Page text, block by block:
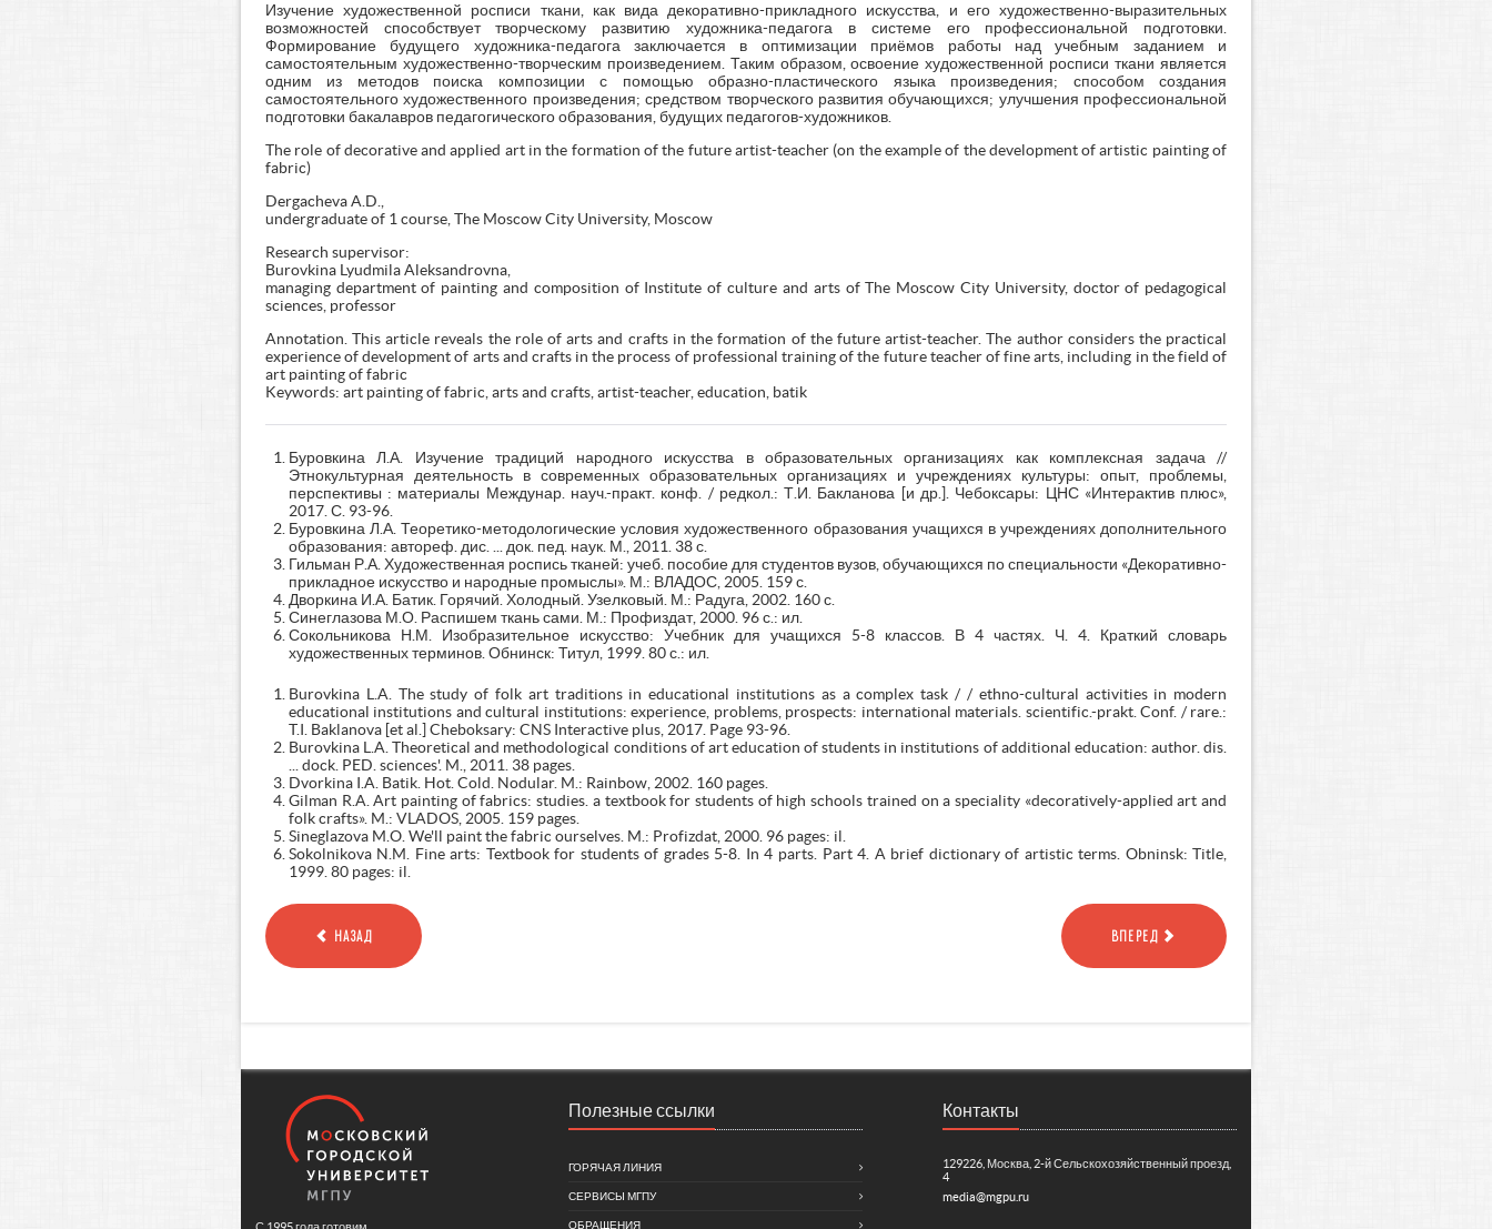
Изучение художественной росписи ткани, как вида декоративно-прикладного искусства, и его художественно-выразительных
возможностей способствует творческому развитию художника-педагога в системе его профессиональной подготовки.
Формирование будущего художника-педагога заключается в оптимизации приёмов работы над учебным заданием и
самостоятельным художественно-творческим произведением. Таким образом, освоение художественной росписи ткани является
одним из методов поиска композиции с помощью образно-пластического языка произведения; способом создания
самостоятельного художественного произведения; средством творческого развития обучающихся; улучшения профессиональной
подготовки бакалавров педагогического образования, будущих педагогов-художников.
The role of decorative and applied art in the formation of the future artist-teacher (on the example of the development of artistic painting of
fabric)
Dergacheva A.D.,
undergraduate of 1 course, The Moscow City University, Moscow
Research supervisor:
Burovkina Lyudmila Aleksandrovna,
managing department of painting and composition of Institute of culture and arts of The Moscow City University, doctor of pedagogical
sciences, professor
Annotation. This article reveals the role of arts and crafts in the formation of the future artist-teacher. The author considers the practical
experience of development of arts and crafts in the process of professional training of the future teacher of fine arts, including in the field of
art painting of fabric
Keywords: art painting of fabric, arts and crafts, artist-teacher, education, batik
Буровкина Л.А. Изучение традиций народного искусства в образовательных организациях как комплексная задача //
Этнокультурная деятельность в современных образовательных организациях и учреждениях культуры: опыт, проблемы,
перспективы : материалы Междунар. науч.-практ. конф. / редкол.: Т.И. Бакланова [и др.]. Чебоксары: ЦНС «Интерактив плюс»,
2017. С. 93-96.
Буровкина Л.А. Теоретико-методологические условия художественного образования учащихся в учреждениях дополнительного
образования: автореф. дис. ... док. пед. наук. М., 2011. 38 с.
Гильман Р.А. Художественная роспись тканей: учеб. пособие для студентов вузов, обучающихся по специальности «Декоративно-
прикладное искусство и народные промыслы». М.: ВЛАДОС, 2005. 159 с.
Дворкина И.А. Батик. Горячий. Холодный. Узелковый. М.: Радуга, 2002. 160 с.
Синеглазова М.О. Распишем ткань сами. М.: Профиздат, 2000. 96 с.: ил.
Сокольникова Н.М. Изобразительное искусство: Учебник для учащихся 5-8 классов. В 4 частях. Ч. 4. Краткий словарь
художественных терминов. Обнинск: Титул, 1999. 80 с.: ил.
Burovkina L.A. The study of folk art traditions in educational institutions as a complex task / / ethno-cultural activities in modern
educational institutions and cultural institutions: experience, problems, prospects: international materials. scientific.-prakt. Conf. / rare.:
T.I. Baklanova [et al.] Cheboksary: CNS Interactive plus, 2017. Page 93-96.
Burovkina L.A. Theoretical and methodological conditions of art education of students in institutions of additional education: author. dis.
... dock. PED. sciences'. M., 2011. 38 pages.
Dvorkina I.A. Batik. Hot. Cold. Nodular. M.: Rainbow, 2002. 160 pages.
Gilman R.A. Art painting of fabrics: studies. a textbook for students of high schools trained on a speciality «decoratively-applied art and
folk crafts». M.: VLADOS, 2005. 159 pages.
Sineglazova M.O. We'll paint the fabric ourselves. M.: Profizdat, 2000. 96 pages: il.
Sokolnikova N.M. Fine arts: Textbook for students of grades 5-8. In 4 parts. Part 4. A brief dictionary of artistic terms. Obninsk: Title,
1999. 80 pages: il.
НАЗАД ВПЕРЕД
С 1995 года готовим
Полезные ссылки
ГОРЯЧАЯ ЛИНИЯ
СЕРВИСЫ МГПУ
ОБРАЩЕНИЯ
Контакты
129226, Москва, 2-й Сельскохозяйственный проезд,
4
media@mgpu.ru